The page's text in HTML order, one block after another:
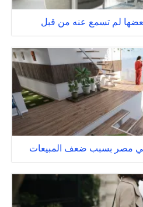
في مصر بسبب ضعف المبيعات